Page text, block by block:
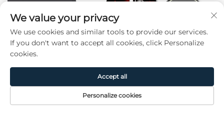
Page
Produit De CONTACT
We value your privacy
We use cookies and similar tools to provide our services.
If you don't want to accept all cookies, click Personalize
cookies.
Personalize cookies
Accept all